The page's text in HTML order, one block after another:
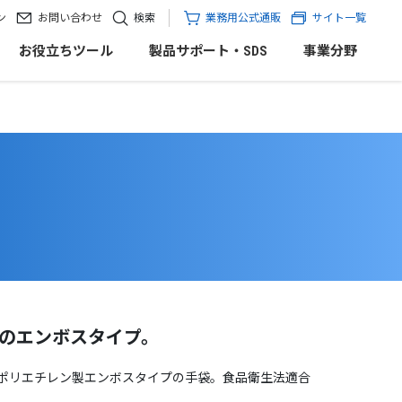
お問い合わせ 検索 業務用公式通販 サイト一覧
お役立ちツール 製品サポート・SDS 事業分野
エンボスタイプ。
リエチレン製エンボスタイプの手袋。食品衛生法適合